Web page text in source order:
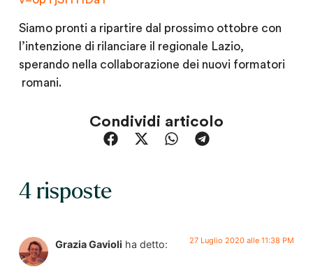
Siamo pronti a ripartire dal prossimo ottobre con
l’intenzione di rilanciare il regionale Lazio,
sperando nella collaborazione dei nuovi formatori
romani.
Condividi articolo
4 risposte
Grazia Gavioli ha detto: 27 Luglio 2020 alle 11:38 PM